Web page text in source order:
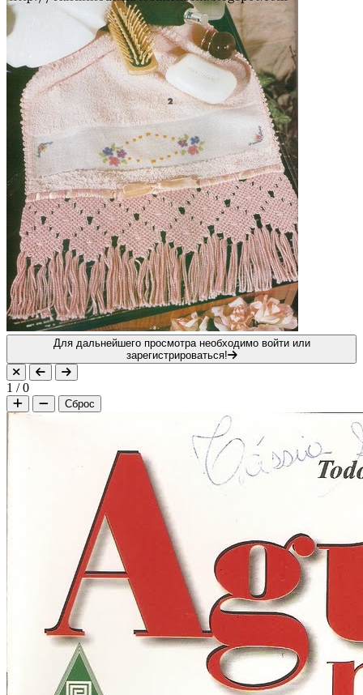
Для дальнейшего просмотра необходимо войти или
зарегистрироваться!
1 /0
Сброс